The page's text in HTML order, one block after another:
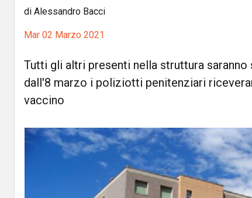
di Alessandro Bacci
Mar 02 Marzo 2021
Tutti gli altri presenti nella struttura
dall'8 marzo i poliziotti penitenziari
vaccino